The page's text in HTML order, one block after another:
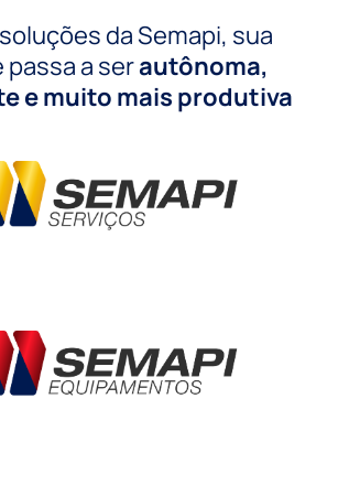
da Semapi, sua
passa a serautônoma,
e muito mais produtiva